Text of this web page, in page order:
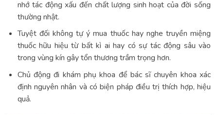
nhớ tác động xấu đến chất lượng sinh hoạt của đời sống
thường nhật.
Tuyệt đối không tự ý mua thuốc hay nghe truyền miệng
thuốc hữu hiệu từ bất kì ai hay có sự tác động sâu vào
trong vùng kín gây tổn thương trầm trọng hơn.
Chủ động đi khám phụ khoa để bác sĩ chuyên khoa xác
định nguyên nhân và có biện pháp điều trị thích hợp, hiệu
quả.